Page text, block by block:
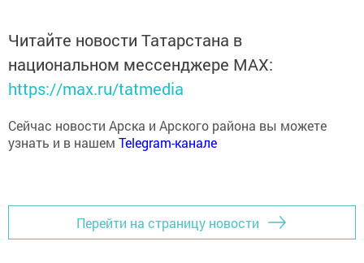
Читайте новости Татарстана в
национальном мессенджере MАХ:
https://max.ru/tatmedia
узнать и в нашемTelegram-канале
Перейти на страницу новости